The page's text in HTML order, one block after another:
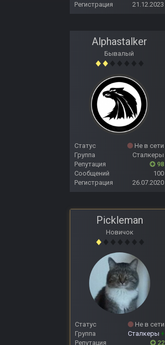
Регистрация
21.12.2023
Alphastalker
Бывалый
Статус
Не в сети
Группа
Сталкеры
Репутация
98
Сообщений
100
Регистрация
26.07.2020
Pickleman
Новичок
Статус
Не в сети
Группа
Сталкеры +
Репутация
22